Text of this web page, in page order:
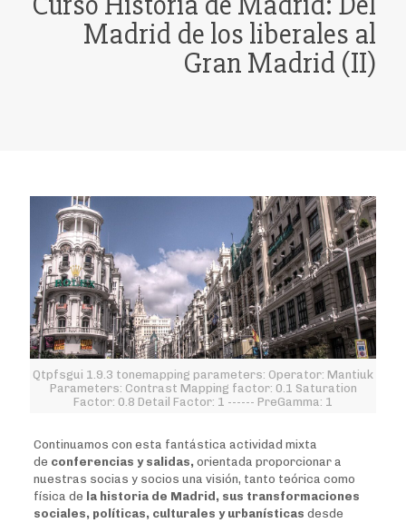
Madrid de los liberales al
Gran Madrid (II)
Qtpfsgui 1.9.3 tonemapping parameters: Operator: Mantiuk
Parameters: Contrast Mapping factor: 0.1 Saturation
Factor: 0.8 Detail Factor: 1 ------ PreGamma: 1
Continuamos con esta fantástica actividad mixta
de conferencias y salidas,orientada proporcionar a
nuestras socias y socios una visión, tanto teórica como
física de la historia de Madrid, sus transformaciones
sociales, políticas, culturales y urbanísticas desde